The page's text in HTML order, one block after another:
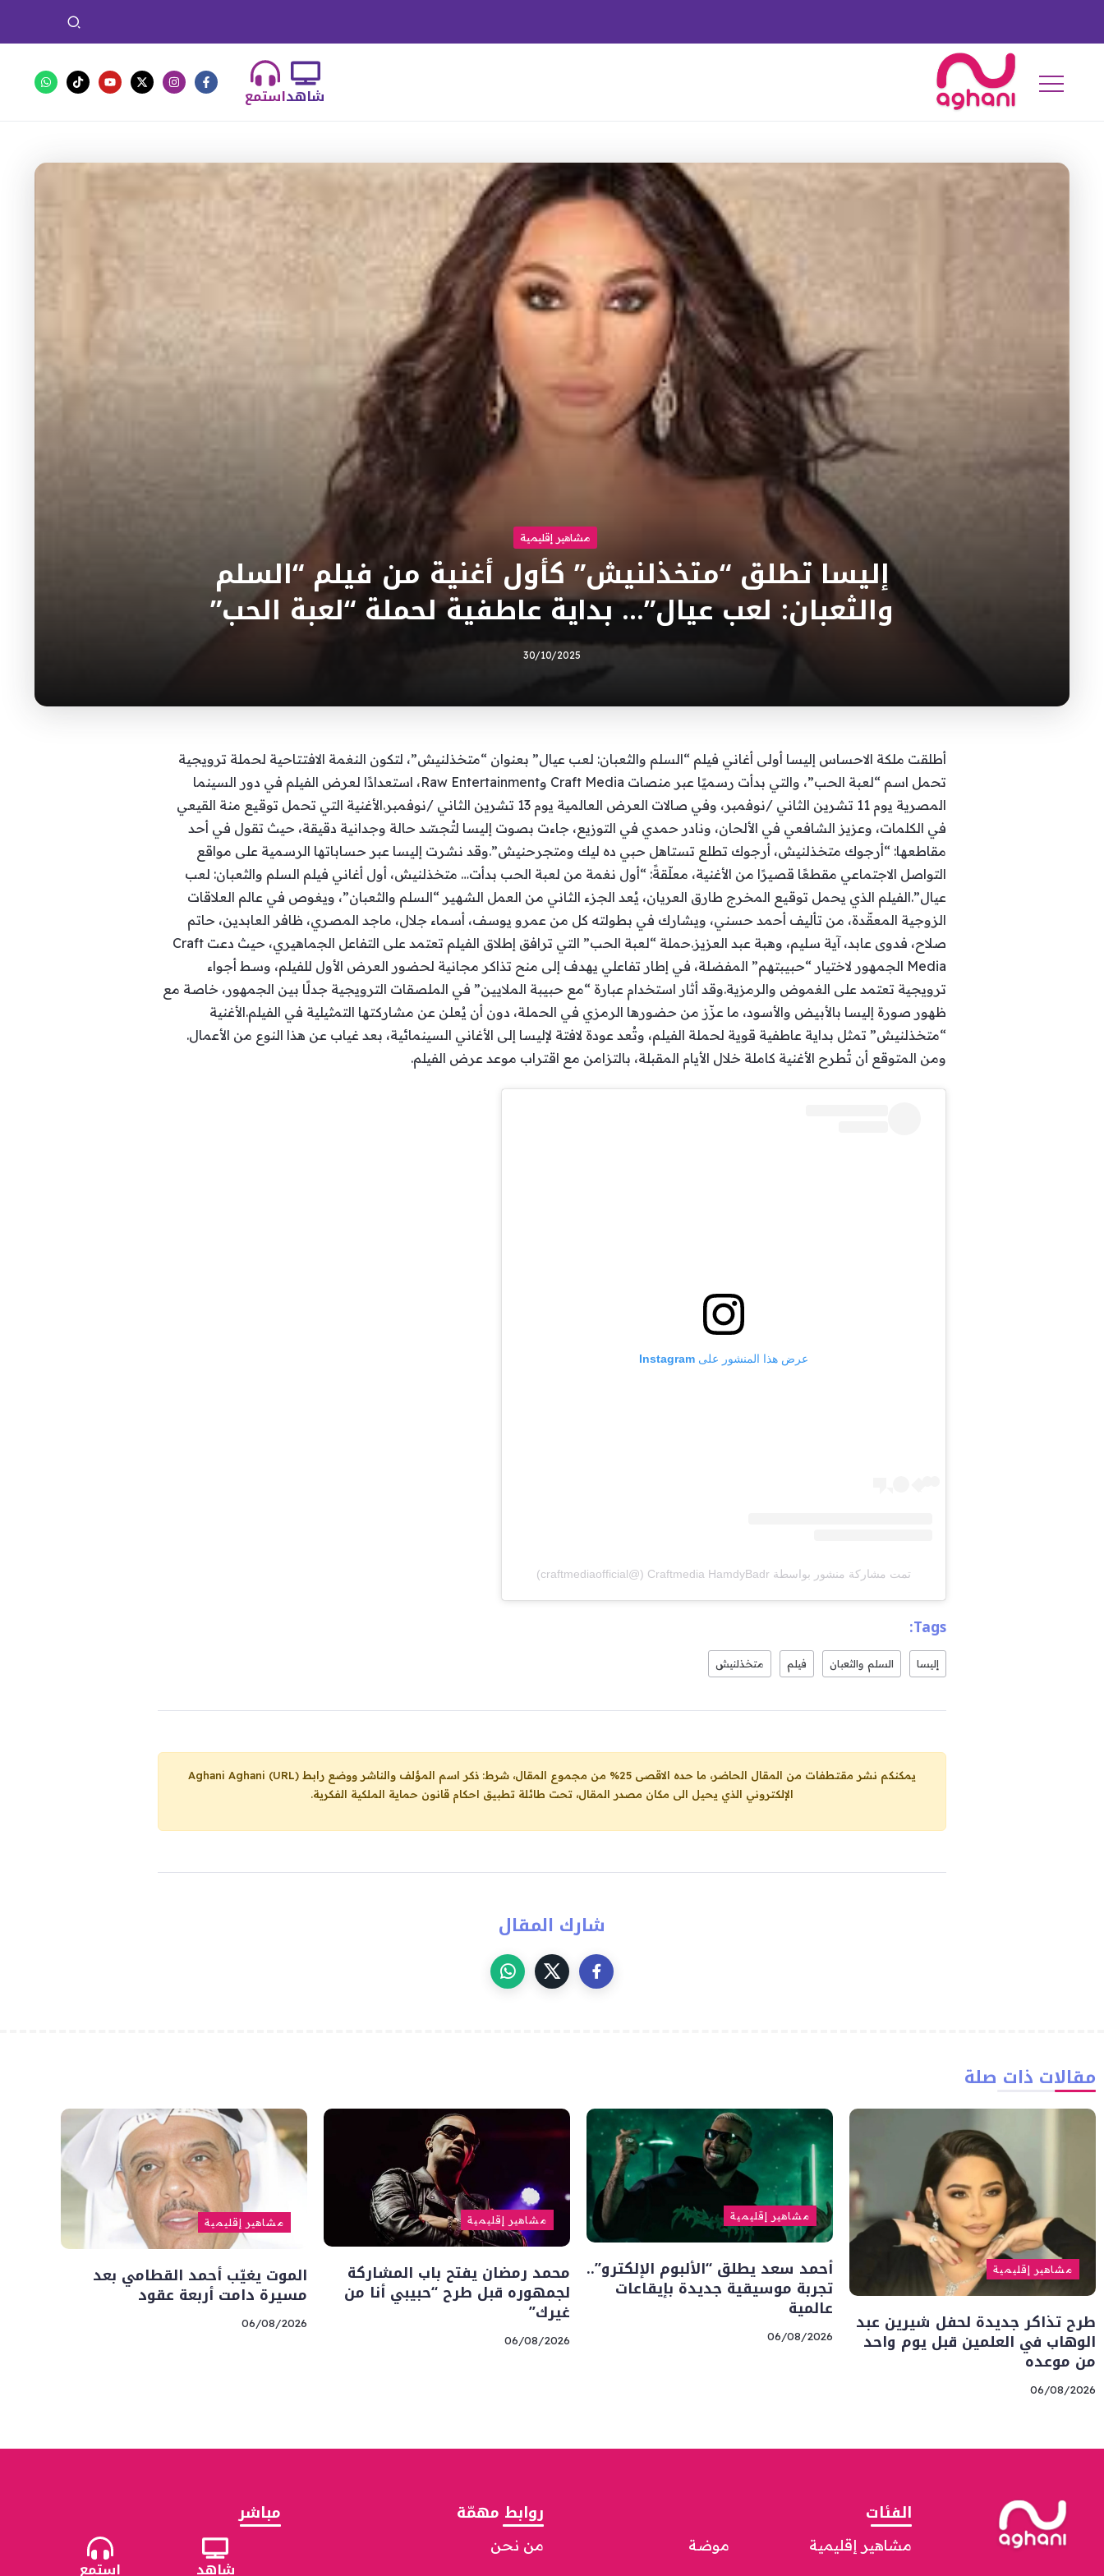
استمعشاهد
مشاهير إقليمية
إليسا تطلق “متخذلنيش” كأول أغنية من فيلم “السلم
والثعبان: لعب عيال”… بداية عاطفية لحملة “لعبة الحب”
30/10/2025
أطلقت ملكة الاحساس إليسا أولى أغاني فيلم “السلم والثعبان: لعب عيال” بعنوان “متخذلنيش”، لتكون النغمة الافتتاحية لحملة ترويجية
تحمل اسم “لعبة الحب”، والتي بدأت رسميًا عبر منصات Craft Media وRaw Entertainment، استعدادًا لعرض الفيلم في دور السينما
المصرية يوم 11 تشرين الثاني /نوفمبر، وفي صالات العرض العالمية يوم 13 تشرين الثاني /نوفمبر.الأغنية التي تحمل توقيع منة القيعي
في الكلمات، وعزيز الشافعي في الألحان، ونادر حمدي في التوزيع، جاءت بصوت إليسا لتُجسّد حالة وجدانية دقيقة، حيث تقول في أحد
مقاطعها: “أرجوك متخذلنيش، أرجوك تطلع تستاهل حبي ده ليك ومتجرحنيش”.وقد نشرت إليسا عبر حساباتها الرسمية على مواقع
التواصل الاجتماعي مقطعًا قصيرًا من الأغنية، معلّقةً: “أول نغمة من لعبة الحب بدأت… متخذلنيش، أول أغاني فيلم السلم والثعبان: لعب
عيال”.الفيلم الذي يحمل توقيع المخرج طارق العريان، يُعد الجزء الثاني من العمل الشهير “السلم والثعبان”، ويغوص في عالم العلاقات
الزوجية المعقّدة، من تأليف أحمد حسني، ويشارك في بطولته كل من عمرو يوسف، أسماء جلال، ماجد المصري، ظافر العابدين، حاتم
صلاح، فدوى عابد، آية سليم، وهبة عبد العزيز.حملة “لعبة الحب” التي ترافق إطلاق الفيلم تعتمد على التفاعل الجماهيري، حيث دعت Craft
Media الجمهور لاختيار “حبيبتهم” المفضلة، في إطار تفاعلي يهدف إلى منح تذاكر مجانية لحضور العرض الأول للفيلم، وسط أجواء
ترويجية تعتمد على الغموض والرمزية.وقد أثار استخدام عبارة “مع حبيبة الملايين” في الملصقات الترويجية جدلًا بين الجمهور، خاصة مع
ظهور صورة إليسا بالأبيض والأسود، ما عزّز من حضورها الرمزي في الحملة، دون أن يُعلن عن مشاركتها التمثيلية في الفيلم.الأغنية
“متخذلنيش” تمثل بداية عاطفية قوية لحملة الفيلم، وتُعد عودة لافتة لإليسا إلى الأغاني السينمائية، بعد غياب عن هذا النوع من الأعمال.
ومن المتوقع أن تُطرح الأغنية كاملة خلال الأيام المقبلة، بالتزامن مع اقتراب موعد عرض الفيلم.
عرض هذا المنشور على Instagram
تمت مشاركة منشور بواسطة ‏‎Craftmedia HamdyBadr‎‏ (@‏‎craftmediaofficial‎‏)
Tags:
إليسا السلم والثعبان فيلم متخذلنيش
يمكنكم نشر مقتطفات من المقال الحاضر، ما حده الاقصى 25% من مجموع المقال، شرط: ذكر اسم المؤلف والناشر ووضع رابط
Aghani Aghani (URL)
الإلكتروني الذي يحيل الى مكان مصدر المقال، تحت طائلة تطبيق احكام قانون حماية الملكية الفكرية.
شارك المقال
مقالات ذات صلة
مشاهير إقليمية
طرح تذاكر جديدة لحفل شيرين عبد
الوهاب في العلمين قبل يوم واحد
من موعده
06/08/2026
مشاهير إقليمية
أحمد سعد يطلق “الألبوم الإلكترو”..
تجربة موسيقية جديدة بإيقاعات
عالمية
06/08/2026
مشاهير إقليمية
محمد رمضان يفتح باب المشاركة
لجمهوره قبل طرح “حبيبي أنا من
غيرك”
06/08/2026
مشاهير إقليمية
الموت يغيّب أحمد القطامي بعد
مسيرة دامت أربعة عقود
06/08/2026
الفئات
مشاهير إقليمية
موضة
روابط مهمّة
من نحن
مباشر
شاهد استمع